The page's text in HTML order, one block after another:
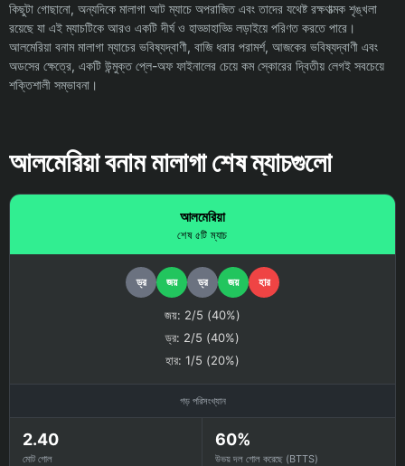
কিছুটা গোছানো, অন্যদিকে মালাগা আট ম্যাচে অপরাজিত এবং তাদের যথেষ্ট রক্ষণাত্মক শৃঙ্খলা
রয়েছে যা এই ম্যাচটিকে আরও একটি দীর্ঘ ও হাড্ডাহাড্ডি লড়াইয়ে পরিণত করতে পারে।
আলমেরিয়া বনাম মালাগা ম্যাচের ভবিষ্যদ্বাণী, বাজি ধরার পরামর্শ, আজকের ভবিষ্যদ্বাণী এবং
অডসের ক্ষেত্রে, একটি উন্মুক্ত প্লে-অফ ফাইনালের চেয়ে কম স্কোরের দ্বিতীয় লেগই সবচেয়ে
শক্তিশালী সম্ভাবনা।
আলমেরিয়া বনাম মালাগা শেষ ম্যাচগুলো
আলমেরিয়া
শেষ ৫টি ম্যাচ
ড্র জয় ড্র জয় হার
জয়: 2/5 (40%)
ড্র: 2/5 (40%)
হার: 1/5 (20%)
গড় পরিসংখ্যান
2.40
মোট গোল
60%
উভয় দল গোল করেছে (BTTS)